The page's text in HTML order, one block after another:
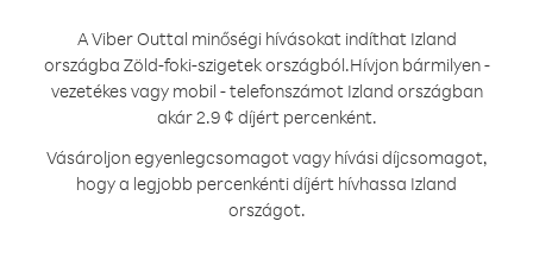
A Viber Outtal minőségi hívásokat indíthat Izland
országba Zöld-foki-szigetek országból.Hívjon bármilyen -
vezetékes vagy mobil - telefonszámot Izland országban
akár 2.9 ¢ díjért percenként.
Vásároljon egyenlegcsomagot vagy hívási díjcsomagot,
hogy a legjobb percenkénti díjért hívhassa Izland
országot.